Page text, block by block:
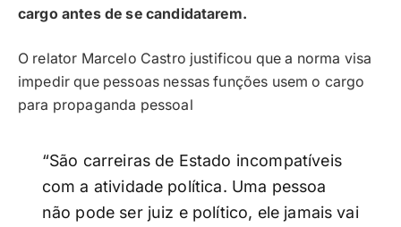
cargo antes de se candidatarem.
O relator Marcelo Castro justificou que a norma visa
impedir que pessoas nessas funções usem o cargo
para propaganda pessoal
“São carreiras de Estado incompatíveis
com a atividade política. Uma pessoa
não pode ser juiz e político, ele jamais vai